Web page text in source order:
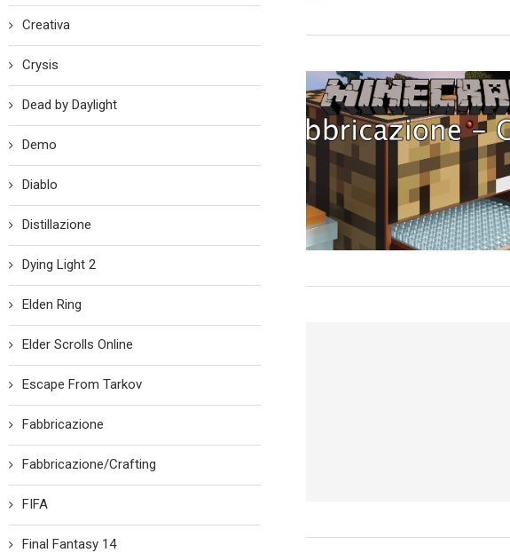
Creativa
Crysis
Dead by Daylight
Demo
Diablo
Distillazione
Dying Light 2
Elden Ring
Elder Scrolls Online
Escape From Tarkov
Fabbricazione
Fabbricazione/Crafting
FIFA
Final Fantasy 14